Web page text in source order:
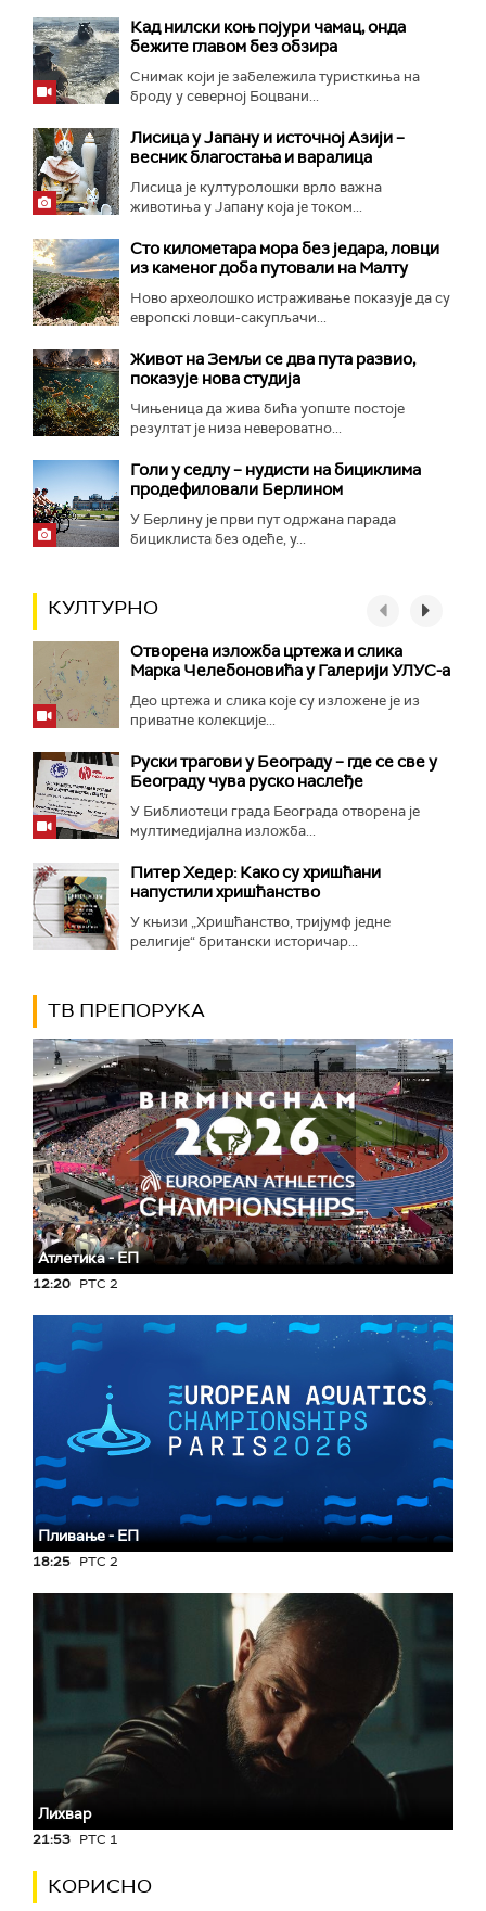
Кад нилски коњ појури чамац, онда
бежите главом без обзира
Снимак који је забележила туристкиња на
броду у северној Боцвани...
Лисица у Јапану и источној Азији –
весник благостања и варалица
Лисица је културолошки врло важна
животиња у Јапану која је током...
Сто километара мора без једара, ловци
из каменог доба путовали на Малту
Ново археолошко истраживање показује да су
европскi ловци-сакупљачи...
Живот на Земљи се два пута развио,
показује нова студија
Чињеница да жива бића уопште постоје
резултат је низа невероватно...
Голи у седлу – нудисти на бициклима
продефиловали Берлином
У Берлину је први пут одржана парада
бициклиста без одеће, у...
КУЛТУРНО
Отворена изложба цртежа и слика
Марка Челебоновића у Галерији УЛУС-а
Део цртежа и слика које су изложене је из
приватне колекције...
Руски трагови у Београду – где се све у
Београду чува руско наслеђе
У Библиотеци града Београда отворена је
мултимедијална изложба...
Питер Хедер: Како су хришћани
напустили хришћанство
У књизи „Хришћанство, тријумф једне
религије“ британски историчар...
ТВ ПРЕПОРУКА
Атлетика - ЕП
12:20 РТС 2
Пливање - ЕП
18:25 РТС 2
Лихвар
21:53 РТС 1
КОРИСНО